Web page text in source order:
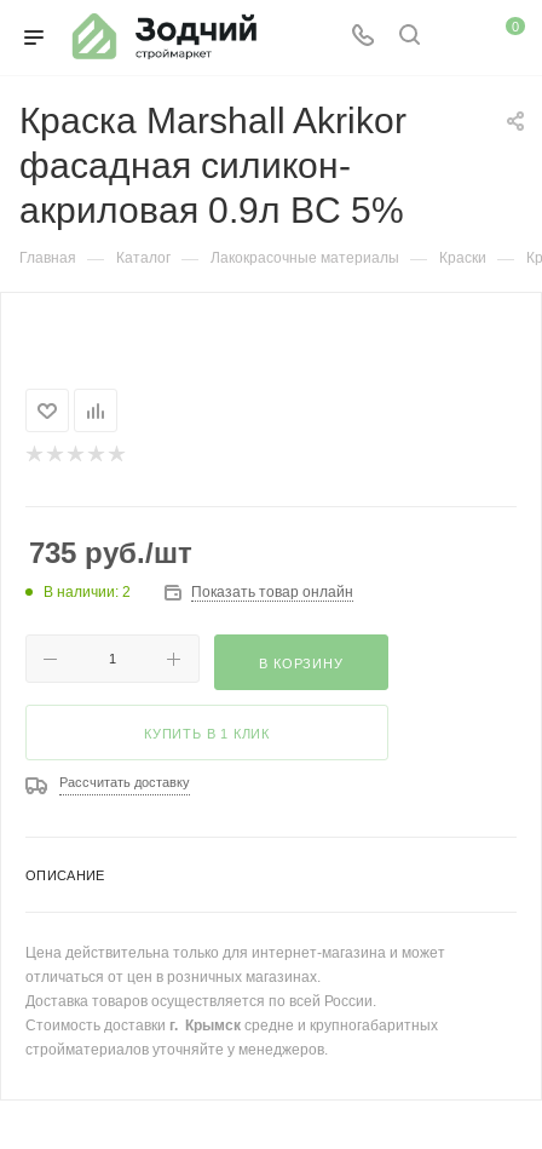
0
Краска Marshall Akrikor
фасадная силикон-
акриловая 0.9л BC 5%
Главная — Каталог — Лакокрасочные материалы — Краски —
735 руб./шт
В наличии: 2 Показать товар онлайн
В КОРЗИНУ
КУПИТЬ В 1 КЛИК
Рассчитать доставку
ОПИСАНИЕ
Цена действительна только для интернет-магазина и может
отличаться от цен в розничных магазинах.
Доставка товаров осуществляется по всей России.
Стоимость доставки г. Крымск средне и крупногабаритных
стройматериалов уточняйте у менеджеров.